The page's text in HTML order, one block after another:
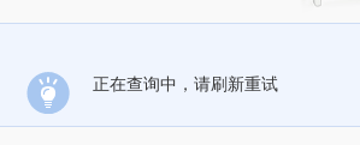
正在查询中，请刷新重试